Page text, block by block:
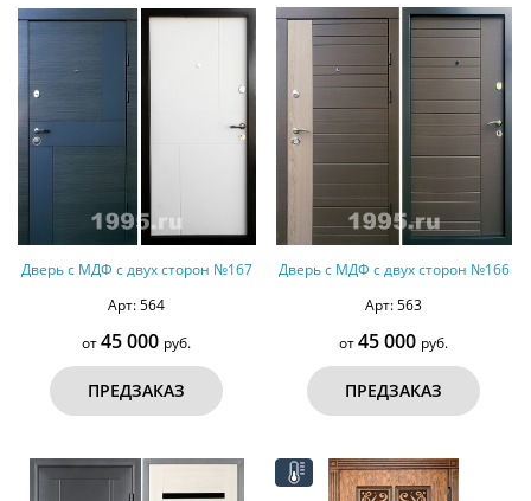
Дверь с МДФ с двух сторон №167
Арт: 564
от45 000 руб.
ПРЕДЗАКАЗ
Дверь с МДФ с двух сторон №166
Арт: 563
от45 000 руб.
ПРЕДЗАКАЗ